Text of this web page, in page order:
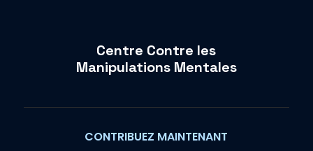
Centre Contre les
Manipulations Mentales
CONTRIBUEZ MAINTENANT